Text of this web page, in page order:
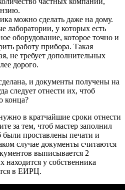
можно сделать даже на дому.
лаборатории, у которых есть
оборудование, которое точно и
работу прибора. Такая
не требует дополнительных
дорого.
и документы получены на
следует отнести их, чтоб
конца?
в кратчайшие сроки отнести
за тем, чтоб мастер заполнил
были проставлены печати и
случае документы считаются
выписывается 2
находится у собственника
в ЕИРЦ.